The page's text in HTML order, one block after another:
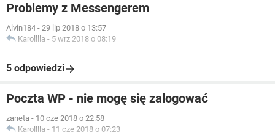
Problemy z Messengerem
Alvin184 - 29 lip 2018 o 13:57
Karolllla - 5 wrz 2018 o 08:19
5 odpowiedzi
Poczta WP - nie mogę się zalogować
zaneta - 10 cze 2018 o 22:58
Karolllla - 11 cze 2018 o 07:23